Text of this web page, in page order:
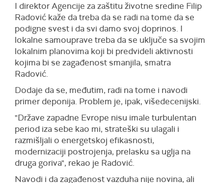
I direktor Agencije za zaštitu životne sredine Filip
Radović kaže da treba da se radi na tome da se
podigne svest i da svi damo svoj doprinos. I
lokalne samouprave treba da se uključe sa svojim
lokalnim planovima koji bi predvideli aktivnosti
kojima bi se zagađenost smanjila, smatra
Radović.
Dodaje da se, međutim, radi na tome i navodi
primer deponija. Problem je, ipak, višedecenijski.
"Države zapadne Evrope nisu imale turbulentan
period iza sebe kao mi, strateški su ulagali i
razmišljali o energetskoj efikasnosti,
modernizaciji postrojenja, prelasku sa uglja na
druga goriva", rekao je Radović.
Navodi i da zagađenost vazduha nije novina, ali